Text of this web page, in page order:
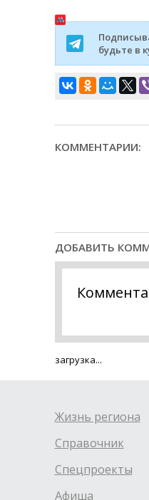
будьте в
КОММЕНТАРИИ:
ДОБАВИТЬ
загрузка...
Жизнь региона
Справочник
Спецпроекты
Афиша